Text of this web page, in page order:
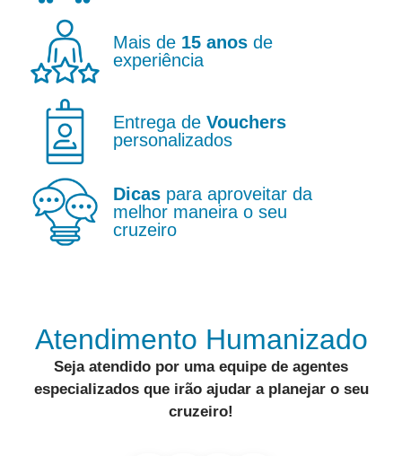
Mais de 15 anosde
experiência
Entrega de Vouchers
personalizados
Dicaspara aproveitar da
melhor maneira o seu
cruzeiro
Atendimento Humanizado
Seja atendido por uma equipe de agentes
especializadosque irão ajudar a planejar o seu
cruzeiro!